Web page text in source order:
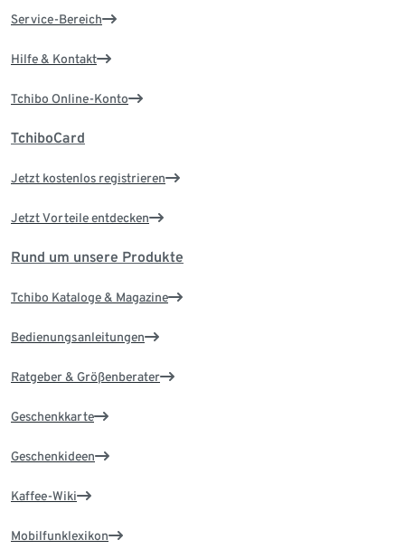
Service-Bereich
Hilfe & Kontakt
Tchibo Online-Konto
TchiboCard
Jetzt kostenlos registrieren
Jetzt Vorteile entdecken
Rund um unsere Produkte
Tchibo Kataloge & Magazine
Bedienungsanleitungen
Ratgeber & Größenberater
Geschenkkarte
Geschenkideen
Kaffee-Wiki
Mobilfunklexikon